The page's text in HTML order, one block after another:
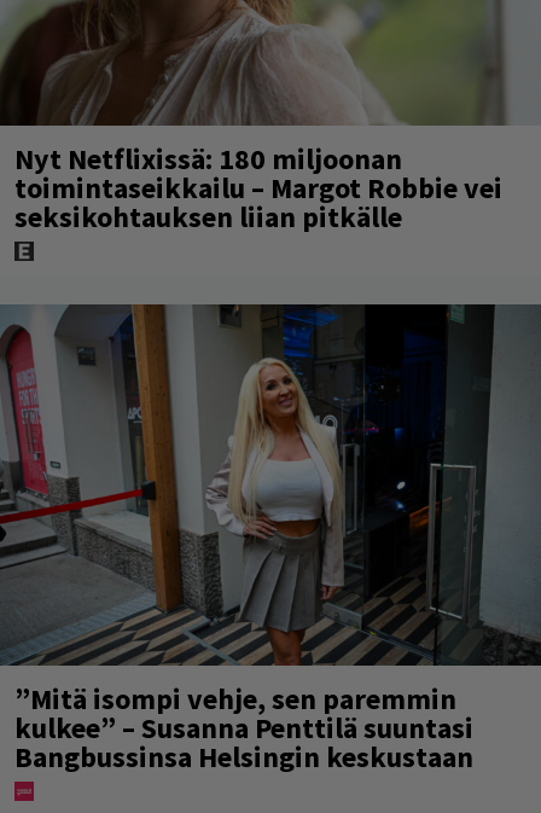
Nyt Netflixissä: 180 miljoonan
toimintaseikkailu – Margot Robbie vei
seksikohtauksen liian pitkälle
”Mitä isompi vehje, sen paremmin
kulkee” – Susanna Penttilä suuntasi
Bangbussinsa Helsingin keskustaan